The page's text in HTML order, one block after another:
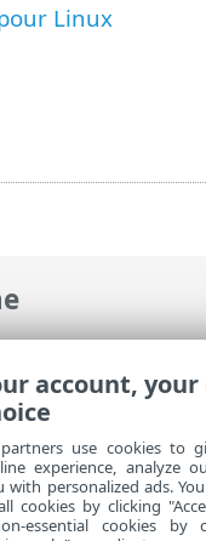
>ESET
à niveau> Mise
Linux
account, your
use cookies to
experience, analyze
with personalized ads.
cookies by clicking
essential cookies by